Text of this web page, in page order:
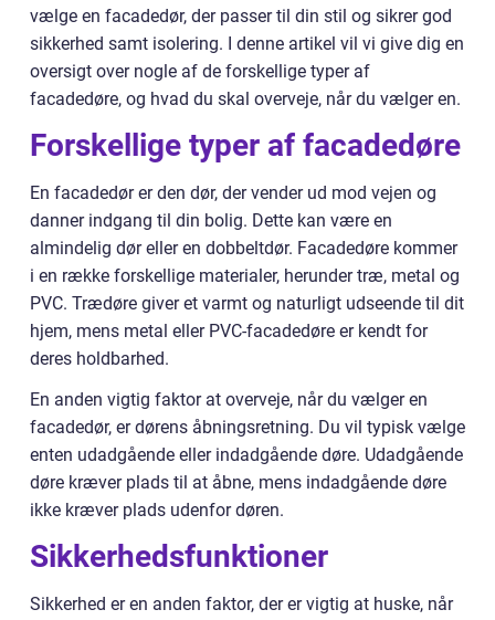
vælge en facadedør, der passer til din stil og sikrer god
sikkerhed samt isolering. I denne artikel vil vi give dig en
oversigt over nogle af de forskellige typer af
facadedøre, og hvad du skal overveje, når du vælger en.
Forskellige typer af facadedøre
En facadedør er den dør, der vender ud mod vejen og
danner indgang til din bolig. Dette kan være en
almindelig dør eller en dobbeltdør. Facadedøre kommer
i en række forskellige materialer, herunder træ, metal og
PVC. Trædøre giver et varmt og naturligt udseende til dit
hjem, mens metal eller PVC-facadedøre er kendt for
deres holdbarhed.
En anden vigtig faktor at overveje, når du vælger en
facadedør, er dørens åbningsretning. Du vil typisk vælge
enten udadgående eller indadgående døre. Udadgående
døre kræver plads til at åbne, mens indadgående døre
ikke kræver plads udenfor døren.
Sikkerhedsfunktioner
Sikkerhed er en anden faktor, der er vigtig at huske, når